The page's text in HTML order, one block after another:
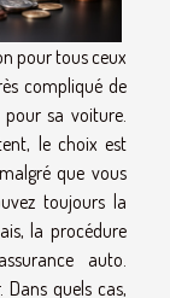
pour tous ceux
compliqué de
sa voiture.
le choix est
que vous
toujours la
la procédure
auto.
quels cas,